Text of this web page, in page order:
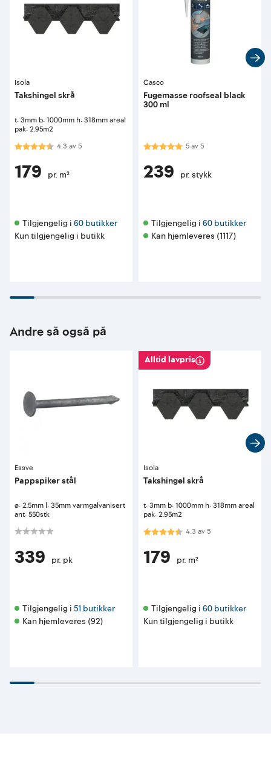
Isola
Takshingel skrå
t: 3mm b: 1000mm h: 318mm areal
pak: 2.95m2
Karakter:4.3 av 5 mulige
4.3 av5
179 pr. m²
Tilgjengelig i 60 butikker
Kun tilgjengelig i butikk
Casco
Fugemasse roofseal black
300 ml
Karakter:5.0 av 5 mulige
5av5
239 pr. stykk
Tilgjengelig i 60 butikker
Kan hjemleveres (1117)
Andre så også på
Essve
Pappspiker stål
ø: 2.5mm l: 35mm varmgalvanisert
ant: 550stk
339 pr. pk
Tilgjengelig i 51 butikker
Kan hjemleveres (92)
Alltid lavpris
Isola
Takshingel skrå
t: 3mm b: 1000mm h: 318mm areal
pak: 2.95m2
Karakter:4.3 av 5 mulige
4.3 av5
179 pr. m²
Tilgjengelig i 60 butikker
Kun tilgjengelig i butikk